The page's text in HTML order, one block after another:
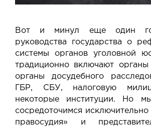
Вот и минул еще один
руководства государства о
системы органов уголовной
традиционно включают органы
органы досудебного
ГБР, СБУ, налоговую
некоторые институции. Но
сосредоточимся
правосудия» и